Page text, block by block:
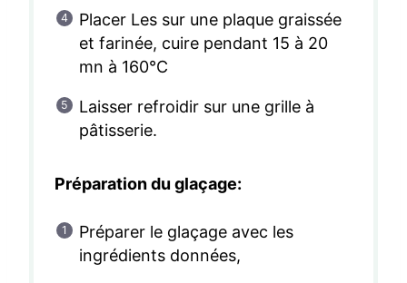
Placer Les sur une plaque graissée
et farinée, cuire pendant 15 à 20
mn à 160°C
Laisser refroidir sur une grille à
pâtisserie.
Préparation du glaçage:
Préparer le glaçage avec les
ingrédients données,